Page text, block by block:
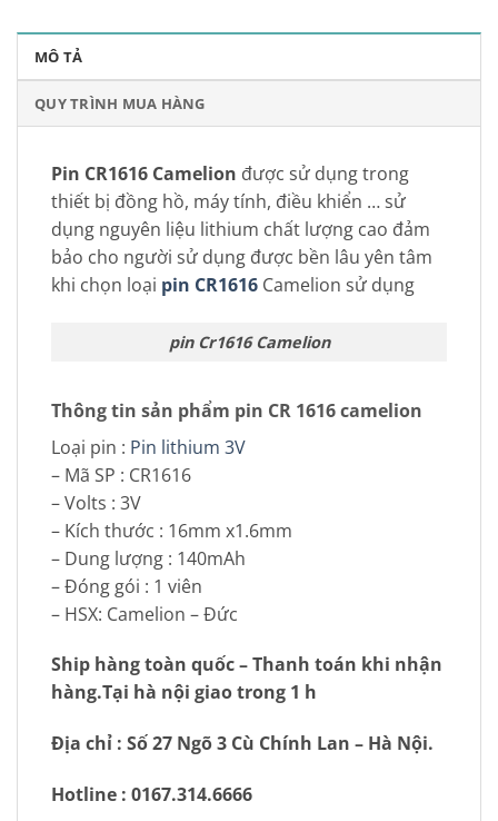
MÔ TẢ
QUY TRÌNH MUA HÀNG
Pin CR1616 Camelion được sử dụng trong
thiết bị đồng hồ, máy tính, điều khiển … sử
dụng nguyên liệu lithium chất lượng cao đảm
bảo cho người sử dụng được bền lâu yên tâm
khi chọn loại pin CR1616 Camelion sử dụng
pin Cr1616 Camelion
Thông tin sản phẩm pin CR 1616 camelion
Loại pin : Pin lithium 3V
– Mã SP : CR1616
– Volts : 3V
– Kích thước : 16mm x1.6mm
– Dung lượng : 140mAh
– Đóng gói : 1 viên
– HSX: Camelion – Đức
Ship hàng toàn quốc – Thanh toán khi nhận
hàng.Tại hà nội giao trong 1 h
Địa chỉ : Số 27 Ngõ 3 Cù Chính Lan – Hà Nội.
Hotline : 0167.314.6666